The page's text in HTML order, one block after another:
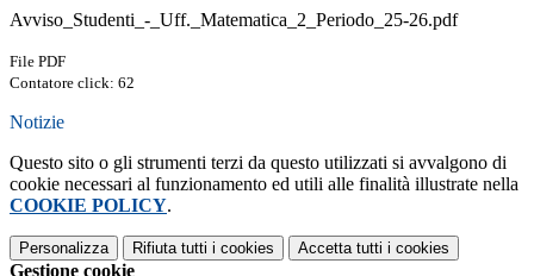
Avviso_Studenti_-_Uff._Matematica_2_Periodo_25-26.pdf
File PDF
Contatore click: 62
Notizie
Questo sito o gli strumenti terzi da questo utilizzati si avvalgono di
cookie necessari al funzionamento ed utili alle finalità illustrate nella
COOKIE POLICY.
Personalizza Rifiuta tutti i cookies Accetta tutti i cookies
Gestione cookie